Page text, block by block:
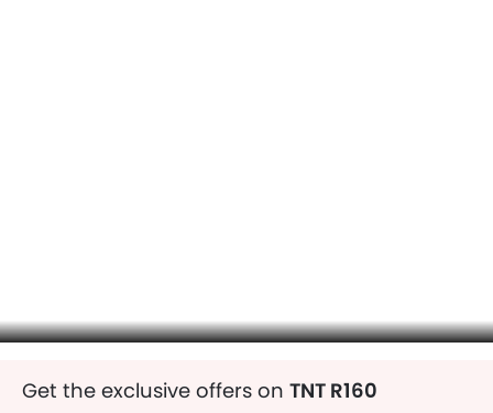
Get the exclusive offers on TNT R160